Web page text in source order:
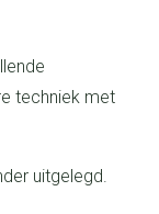
techniek met
uitgelegd.